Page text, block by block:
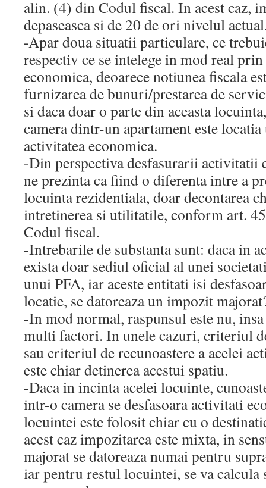
alin. (4) din Codul fiscal. In acest caz,
depaseasca si de 20 de ori nivelul
-Apar doua situatii particulare, ce
respectiv ce se intelege in mod real
economica, deoarece notiunea fiscala
furnizarea de bunuri/prestarea de
si daca doar o parte din aceasta
camera dintr-un apartament este locatia
activitatea economica.
-Din perspectiva desfasurarii
ne prezinta ca fiind o diferenta intre a
locuinta rezidentiala, doar decontarea
intretinerea si utilitatile, conform art.
Codul fiscal.
-Intrebarile de substanta sunt: daca in
exista doar sediul oficial al unei
unui PFA, iar aceste entitati isi
locatie, se datoreaza un impozit
-In mod normal, raspunsul este nu,
multi factori. In unele cazuri, criteriul
sau criteriul de recunoastere a acelei
este chiar detinerea acestui spatiu.
-Daca in incinta acelei locuinte,
intr-o camera se desfasoara activitati
locuintei este folosit chiar cu o
acest caz impozitarea este mixta, in
majorat se datoreaza numai pentru
iar pentru restul locuintei, se va